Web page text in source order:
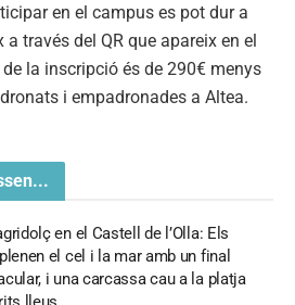
en el campus es pot dur a
a través del QR que apareix en el
la inscripció és de 290€ menys
i empadronades a Altea.
en el Castell de l’Olla: Els
el cel i la mar amb un final
i una carcassa cau a la platja